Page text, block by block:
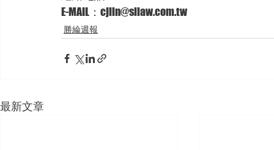
E-MAIL：cjlin@sllaw.com.tw
勝綸週報
最新文章